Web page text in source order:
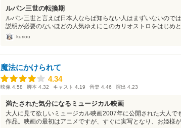
ルパン三世の転換期
ルパン三世と言えば日本人ならば知らない人はまずいないので
説明が必要のないほどの人気ゆえにこのカリオストロをはじめ
kuriou
魔法にかけられて
4.34
4.34
映像 4.58 脚本 4.32 キャスト 4.19 音楽 4.46 演出 4.23
満たされた気分になるミュージカル映画
大人に見て欲しいミュージカル映画2007年に公開された大人で
作品。映画の最初はアニメですが、すぐに実写となり、お姫様